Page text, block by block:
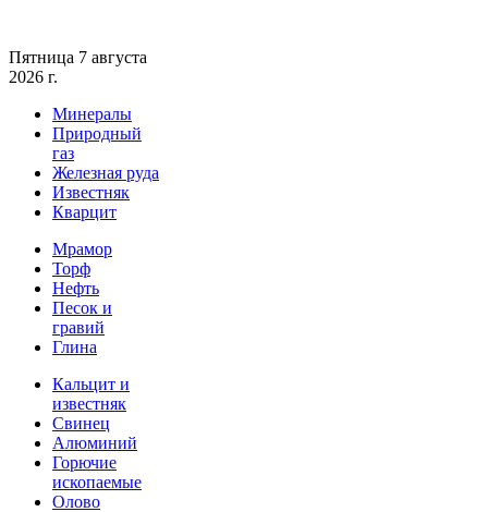
Пятница 7 августа
2026 г.
Минералы
Природный
газ
Железная руда
Известняк
Кварцит
Мрамор
Торф
Нефть
Песок и
гравий
Глина
Кальцит и
известняк
Свинец
Алюминий
Горючие
ископаемые
Олово